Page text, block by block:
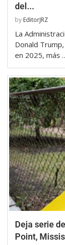
del...
by EditorJRZ
La
Donald
en 2025, más
Deja serie
Point,